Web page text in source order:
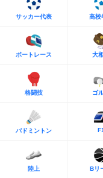
サッカー代表 高校
ボートレース 大
格闘技 ゴ
バドミントン F1
陸上 Bリ